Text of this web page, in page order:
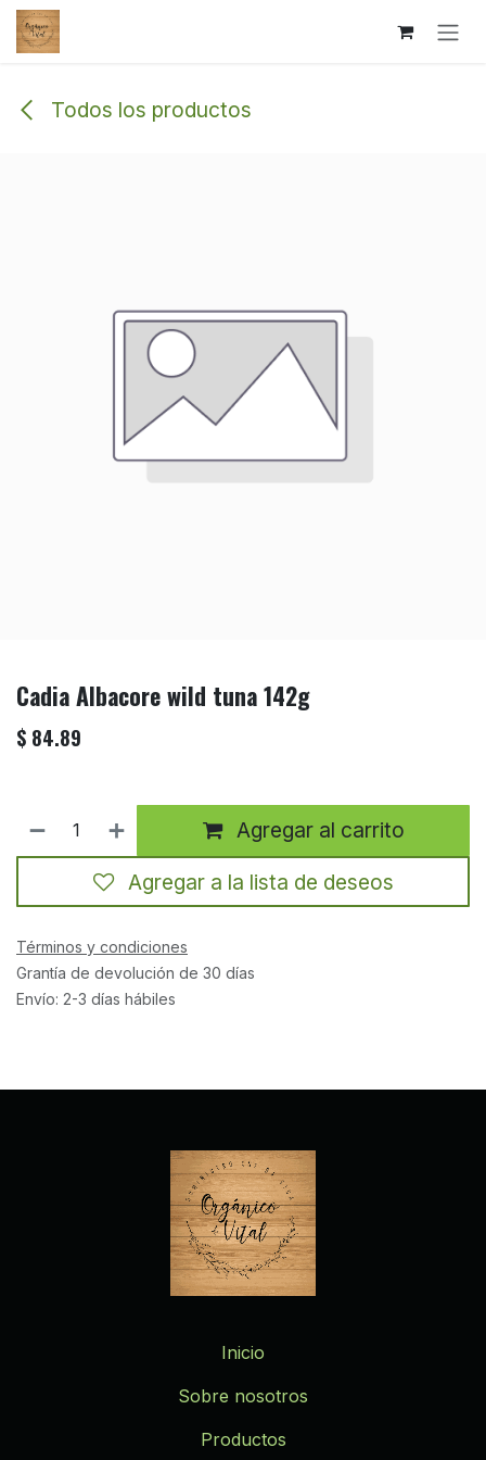
Ir al contenido
Todos los productos
Cadia Albacore wild tuna 142g
$ 84.89
Agregar al carrito
Agregar a la lista de deseos
Términos y condiciones
Grantía de devolución de 30 días
Envío: 2-3 días hábiles
Inicio
Sobre nosotros
Productos